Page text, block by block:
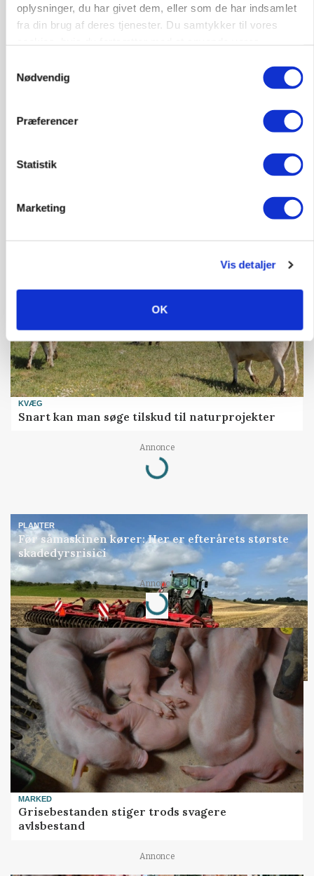
oplysninger, du har givet dem, eller som de har indsamlet
fra din brug af deres tjenester. Du samtykker til vores
Nødvendig
Præferencer
Statistik
Marketing
Vis detaljer
OK
Folketinget behandler ny gødskningslov: Sådan
kan den ændre din bedrift fra 2027
KVÆG
Snart kan man søge tilskud til naturprojekter
Annonce
Loading...
PLANTER
Før såmaskinen kører: Her er efterårets største
skadedyrsrisici
Annonce
Loading...
MARKED
Grisebestanden stiger trods svagere
avlsbestand
Annonce